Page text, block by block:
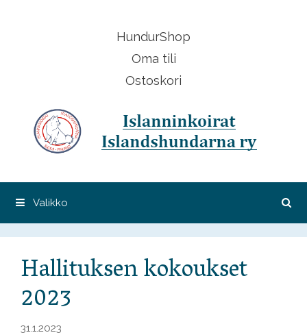
HundurShop
Oma tili
Ostoskori
Valikko
Hallituksen kokoukset
2023
31.1.2023